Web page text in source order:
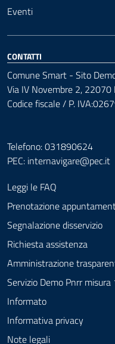
Eventi
CONTATTI
Comune Smart - Sito
Via IV Novembre 2, 22070
Codice fiscale / P.
Telefono: 031890624
PEC: internavigare@pec.it
Leggi le FAQ
Prenotazione
Segnalazione disservizio
Richiesta assistenza
Amministrazione
Servizio Demo Pnrr
Informato
Informativa privacy
Note legali